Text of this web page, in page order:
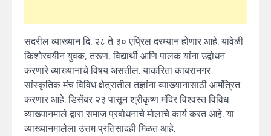
सदरील व्याख्यान दि. २८ ते ३० एप्रिल दरम्यान होणार आहे. यावेळी
किशोरवयीन युवक, तरूण, विद्यार्थी आणि पालक यांना उद्बोधन
करणारे व्याख्यानाचे विषय असतील. याकरिता काबरानगर
सांस्कृतिक मंच विविध क्षेत्रातील तज्ञांना व्याख्यानासाठी आमंत्रित
करणार आहे. डिसेंबर २३ पासून श्रीकृष्ण मंदिर विश्वस्त विविध
व्याख्यानमाले द्वारा समाज प्रबोधनाचे मोलाचे कार्य करत आहे. या
व्याख्यानमालेला उत्तम प्रतिसादही मिळत आहे.